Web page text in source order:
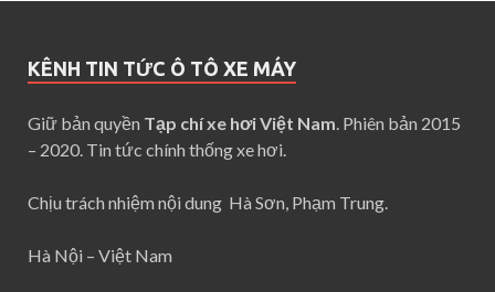
KÊNH TIN TỨC Ô TÔ XE MÁY
Giữ bản quyền Tạp chí xe hơi Việt Nam. Phiên bản 2015
– 2020. Tin tức chính thống xe hơi.
Chịu trách nhiệm nội dung Hà Sơn, Phạm Trung.
Hà Nội – Việt Nam